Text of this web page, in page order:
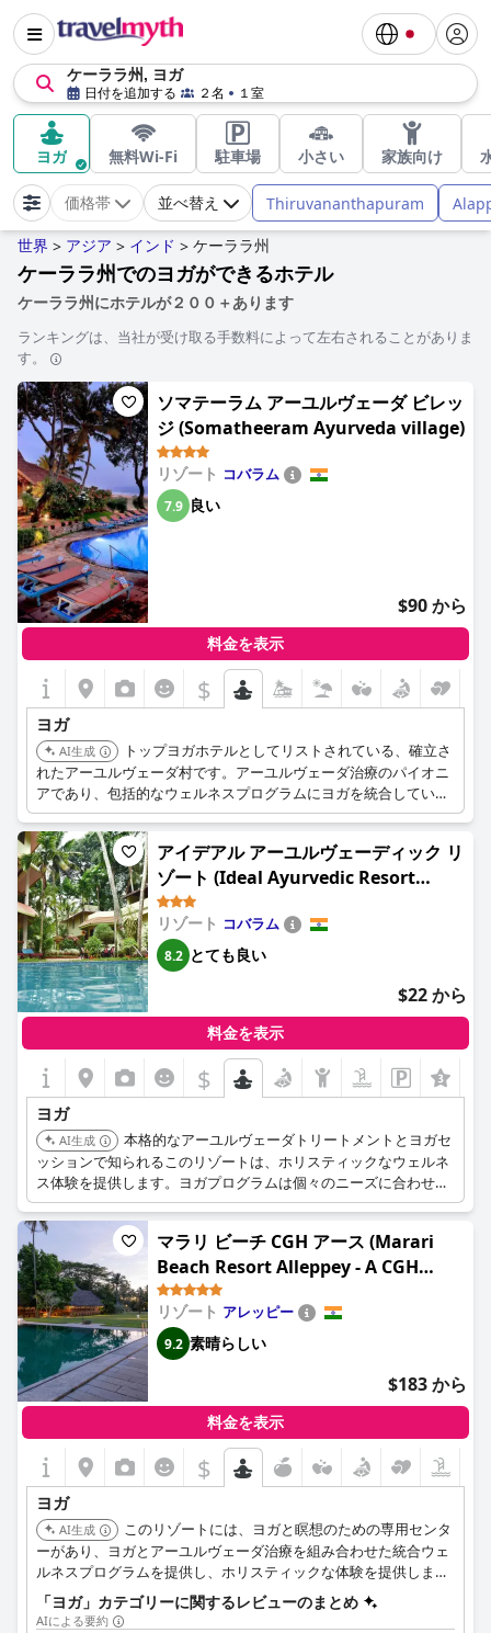
ケーララ州, ヨガ
日付を追加する ２名 １室
ヨガ 無料Wi-Fi 駐車場 小さい 家族向け
価格帯 並べ替え Thiruvananthapuram
世界 > アジア > インド > ケーララ州
ケーララ州でのヨガができるホテル
ケーララ州にホテルが２００＋あります
ランキングは、当社が受け取る手数料によって左右されることがありま
す。
ソマテーラム アーユルヴェーダ ビレッ
ジ (Somatheeram Ayurveda village)
リゾート コバラム
7.9 良い
$90 から
料金を表示
$
ヨガ
AI生成
トップヨガホテルとしてリストされている、確立さ
れたアーユルヴェーダ村です。アーユルヴェーダ治療のパイオニ
アであり、包括的なウェルネスプログラムにヨガを統合している
可能性が高いです。練習に適した穏やかな環境に位置していま
す。
アイデアル アーユルヴェーディック リ
ゾート (Ideal Ayurvedic Resort
Kovalam)
リゾート コバラム
8.2 とても良い
$22 から
料金を表示
$
ヨガ
AI生成
本格的なアーユルヴェーダトリートメントとヨガセ
ッションで知られるこのリゾートは、ホリスティックなウェルネ
ス体験を提供します。ヨガプログラムは個々のニーズに合わせて
調整され、アーユルヴェーダトリートメントの治療効果を高めま
す。
マラリ ビーチ CGH アース (Marari
Beach Resort Alleppey - A CGH
Earth Experience)
リゾート アレッピー
9.2 素晴らしい
$183 から
料金を表示
$
ヨガ
AI生成
このリゾートには、ヨガと瞑想のための専用センタ
ーがあり、ヨガとアーユルヴェーダ治療を組み合わせた統合ウェ
ルネスプログラムを提供し、ホリスティックな体験を提供しま
す。
「ヨガ」カテゴリーに関するレビューのまとめ
AIによる要約